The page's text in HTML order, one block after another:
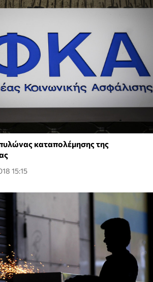
καταπολέμησης της
15:15